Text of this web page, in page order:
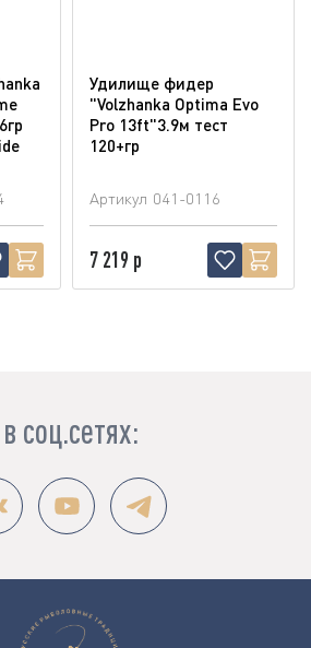
Удилище фидер
"Volzhanka Optima Evo
Pro 13ft"3.9м тест
120+гр
Артикул 041-0116
7 219 р
соц.сетях: